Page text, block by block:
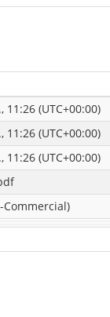
11:26 (UTC+00:00)
11:26 (UTC+00:00)
11:26 (UTC+00:00)
Commercial)